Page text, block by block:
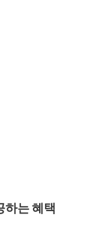
는 혜택